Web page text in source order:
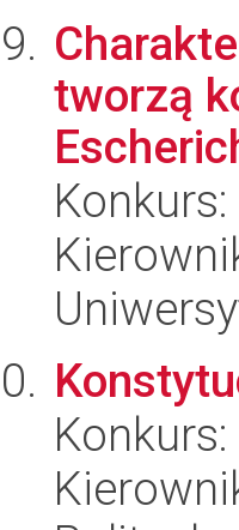
tworzą
Konkurs:
Konkurs: